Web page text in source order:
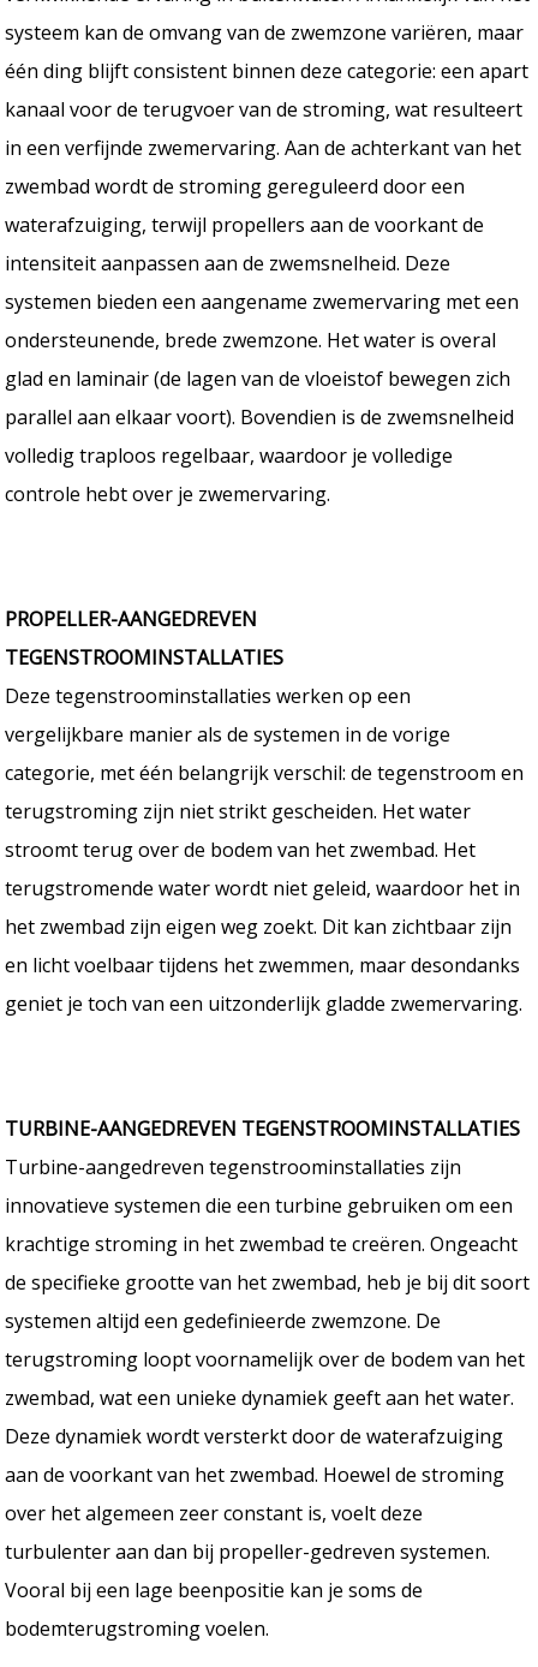
systeem kan de omvang van de zwemzone variëren, maar
één ding blijft consistent binnen deze categorie: een apart
kanaal voor de terugvoer van de stroming, wat resulteert
in een verfijnde zwemervaring. Aan de achterkant van het
zwembad wordt de stroming gereguleerd door een
waterafzuiging, terwijl propellers aan de voorkant de
intensiteit aanpassen aan de zwemsnelheid. Deze
systemen bieden een aangename zwemervaring met een
ondersteunende, brede zwemzone. Het water is overal
glad en laminair (de lagen van de vloeistof bewegen zich
parallel aan elkaar voort). Bovendien is de zwemsnelheid
volledig traploos regelbaar, waardoor je volledige
controle hebt over je zwemervaring.
PROPELLER-AANGEDREVEN
TEGENSTROOMINSTALLATIES
Deze tegenstroominstallaties werken op een
vergelijkbare manier als de systemen in de vorige
categorie, met één belangrijk verschil: de tegenstroom en
terugstroming zijn niet strikt gescheiden. Het water
stroomt terug over de bodem van het zwembad. Het
terugstromende water wordt niet geleid, waardoor het in
het zwembad zijn eigen weg zoekt. Dit kan zichtbaar zijn
en licht voelbaar tijdens het zwemmen, maar desondanks
geniet je toch van een uitzonderlijk gladde zwemervaring.
TURBINE-AANGEDREVEN TEGENSTROOMINSTALLATIES
Turbine-aangedreven tegenstroominstallaties zijn
innovatieve systemen die een turbine gebruiken om een
krachtige stroming in het zwembad te creëren. Ongeacht
de specifieke grootte van het zwembad, heb je bij dit soort
systemen altijd een gedefinieerde zwemzone. De
terugstroming loopt voornamelijk over de bodem van het
zwembad, wat een unieke dynamiek geeft aan het water.
Deze dynamiek wordt versterkt door de waterafzuiging
aan de voorkant van het zwembad. Hoewel de stroming
over het algemeen zeer constant is, voelt deze
turbulenter aan dan bij propeller-gedreven systemen.
Vooral bij een lage beenpositie kan je soms de
bodemterugstroming voelen.